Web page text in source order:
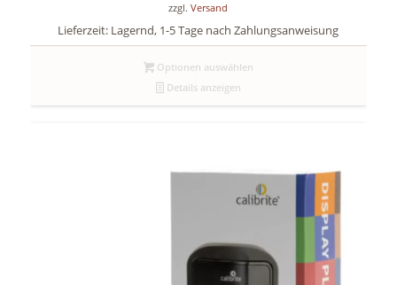
zzgl.Versand
Lieferzeit: Lagernd, 1-5 Tage nach Zahlungsanweisung
Optionen auswählen
Details anzeigen